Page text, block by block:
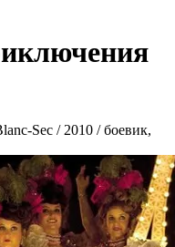
Sec / 2010 / боевик,